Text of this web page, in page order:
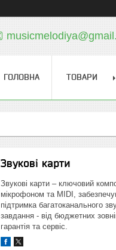
ГОЛОВНА ТОВАРИ
Звукові карти
Звукові карти – ключовий
мікрофоном та MIDI,
підтримка багатоканального
завдання - від бюджетних
гарантія та сервіс.